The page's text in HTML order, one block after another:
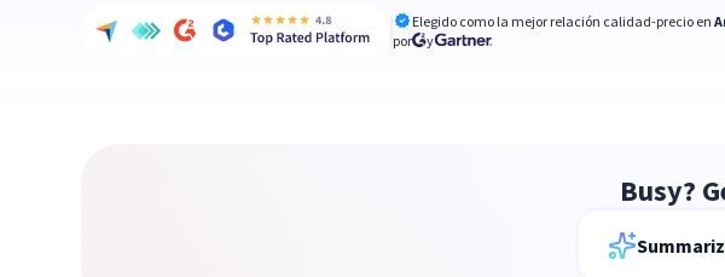
Elegido como la mejor relación calidad-precio en
por
y
Busy?